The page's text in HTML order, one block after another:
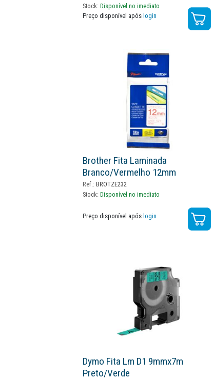
Stock: Disponível no imediato
Preço disponível após login
Brother Fita Laminada
Branco/vermelho 12mm
Ref.:BROTZE232
Stock: Disponível no imediato
Preço disponível após login
Dymo Fita Lm D1 9mmx7m
Preto/verde